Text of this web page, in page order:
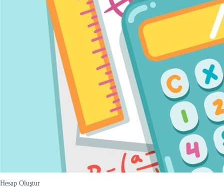
Hesap Oluştur